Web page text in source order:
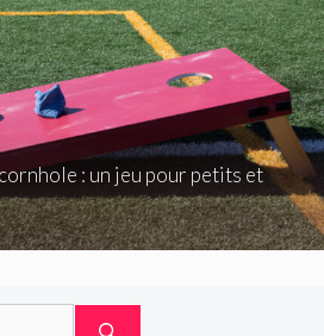
: un jeu pour petits et